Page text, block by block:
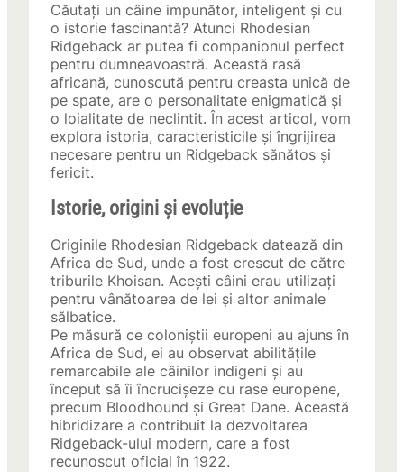
Căutați un câine impunător, inteligent și cu
o istorie fascinantă? Atunci Rhodesian
Ridgeback ar putea fi companionul perfect
pentru dumneavoastră. Această rasă
africană, cunoscută pentru creasta unică de
pe spate, are o personalitate enigmatică și
o loialitate de neclintit. În acest articol, vom
explora istoria, caracteristicile și îngrijirea
necesare pentru un Ridgeback sănătos și
fericit.
Istorie, origini și evoluție
Originile Rhodesian Ridgeback datează din
Africa de Sud, unde a fost crescut de către
triburile Khoisan. Acești câini erau utilizați
pentru vânătoarea de lei și altor animale
sălbatice.
Pe măsură ce coloniștii europeni au ajuns în
Africa de Sud, ei au observat abilitățile
remarcabile ale câinilor indigeni și au
început să îi încrucișeze cu rase europene,
precum Bloodhound și Great Dane. Această
hibridizare a contribuit la dezvoltarea
Ridgeback-ului modern, care a fost
recunoscut oficial în 1922.